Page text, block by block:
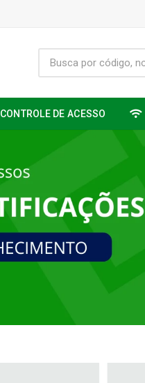
CONTROLE DE ACESSO